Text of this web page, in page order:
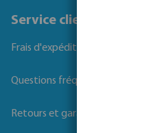
Service client
Frais d'expédition
Questions fréquemment posées
Retours et garanties